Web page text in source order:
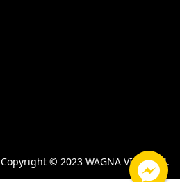
Copyright © 2023 WAGNA VIETNAM.